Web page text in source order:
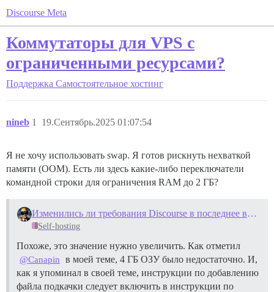
Discourse Meta
Коммутаторы для VPS с
ограниченными ресурсами?
Поддержка Самостоятельное хостинг
nineb 19.Сентябрь.2025 01:07:54
1
Я не хочу использовать swap. Я готов рискнуть нехваткой
памяти (OOM). Есть ли здесь какие-либо переключатели
командной строки для ограничения RAM до 2 ГБ?
Изменились ли требования Discourse в последнее время?
Self-hosting
Похоже, это значение нужно увеличить. Как отметил
@Canapin
в моей теме, 4 ГБ ОЗУ было недостаточно. И,
как я упоминал в своей теме, инструкции по добавлению
файла подкачки следует включить в инструкции по